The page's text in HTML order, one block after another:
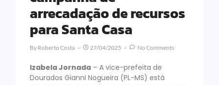
arrecadação de recursos
para Santa Casa
By Roberto Costa 27/04/2025 No Comments
Izabela Jornada – A vice-prefeita de
Dourados Gianni Nogueira (PL-MS) está